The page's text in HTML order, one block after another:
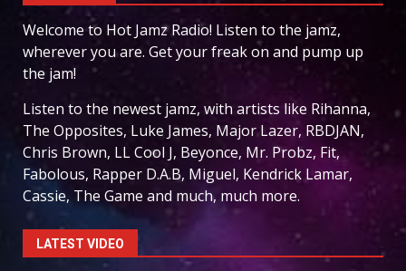
Welcome to Hot Jamz Radio! Listen to the jamz,
wherever you are. Get your freak on and pump up
the jam!
Listen to the newest jamz, with artists like Rihanna,
The Opposites, Luke James, Major Lazer, RBDJAN,
Chris Brown, LL Cool J, Beyonce, Mr. Probz, Fit,
Fabolous, Rapper D.A.B, Miguel, Kendrick Lamar,
Cassie, The Game and much, much more.
LATEST VIDEO